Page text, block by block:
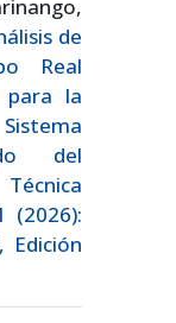
de
Real
para la
del
(2026):
Edición